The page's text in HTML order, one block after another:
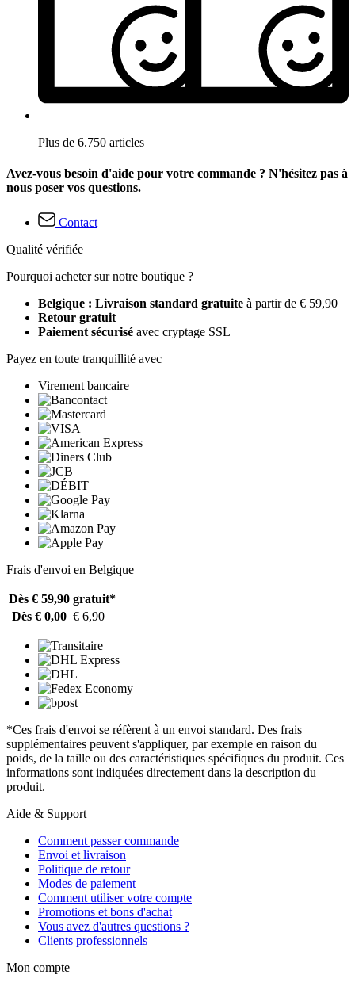
Plus de 6.750 articles
Avez-vous besoin d'aide pour votre commande ? N'hésitez pas à
nous poser vos questions.
Contact
Qualité vérifiée
Pourquoi acheter sur notre boutique ?
Belgique : Livraison standard gratuite à partir de € 59,90
Retour gratuit
Paiement sécurisé avec cryptage SSL
Payez en toute tranquillité avec
Virement bancaire
Frais d'envoi en Belgique
Dès € 59,90 gratuit*
Dès € 0,00 € 6,90
*Ces frais d'envoi se réfèrent à un envoi standard. Des frais
supplémentaires peuvent s'appliquer, par exemple en raison du
poids, de la taille ou des caractéristiques spécifiques du produit. Ces
informations sont indiquées directement dans la description du
produit.
Aide & Support
Comment passer commande
Envoi et livraison
Politique de retour
Modes de paiement
Comment utiliser votre compte
Promotions et bons d'achat
Vous avez d'autres questions ?
Clients professionnels
Mon compte